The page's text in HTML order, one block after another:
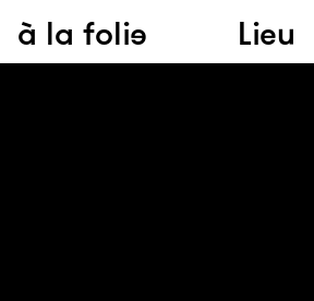
à la folie Lieu